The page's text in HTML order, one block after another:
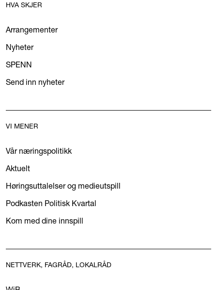
HVA SKJER
Arrangementer
Nyheter
SPENN
Send inn nyheter
VI MENER
Vår næringspolitikk
Aktuelt
Høringsuttalelser og medieutspill
Podkasten Politisk Kvartal
Kom med dine innspill
NETTVERK, FAGRÅD, LOKALRÅD